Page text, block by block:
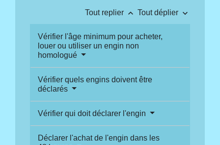
Tout replier keyboard_arrow_up Tout déplier keyboard_arrow_down
Vérifier l'âge minimum pour acheter,
louer ou utiliser un engin non
homologué
Vérifier quels engins doivent être
déclarés
Vérifier qui doit déclarer l'engin
Déclarer l'achat de l'engin dans les